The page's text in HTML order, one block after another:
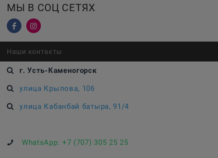
МЫ В СОЦ СЕТЯХ
Наши контакты
г. Усть-Каменогорск
улица Крылова, 106
улица Кабанбай батыра, 91/4
WhatsApp: +7 (707) 305 25 25